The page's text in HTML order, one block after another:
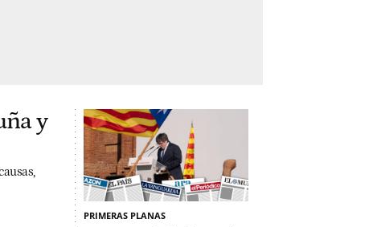
y
PRIMERAS PLANAS